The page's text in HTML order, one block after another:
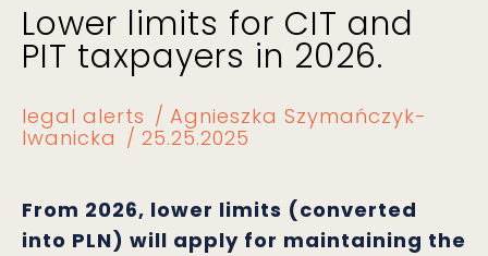
Lower limits for CIT and
PIT taxpayers in 2026.
legal alerts
Agnieszka Szymańczyk-
Iwanicka
25.25.2025
From 2026, lower limits (converted
into PLN) will apply for maintaining the